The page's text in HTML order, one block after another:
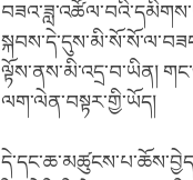
ལྟོས་ནས་མི་འདྲ་བ་ཡིན།
ལག་ལེན་བསྟར་གྱི་ཡོད།